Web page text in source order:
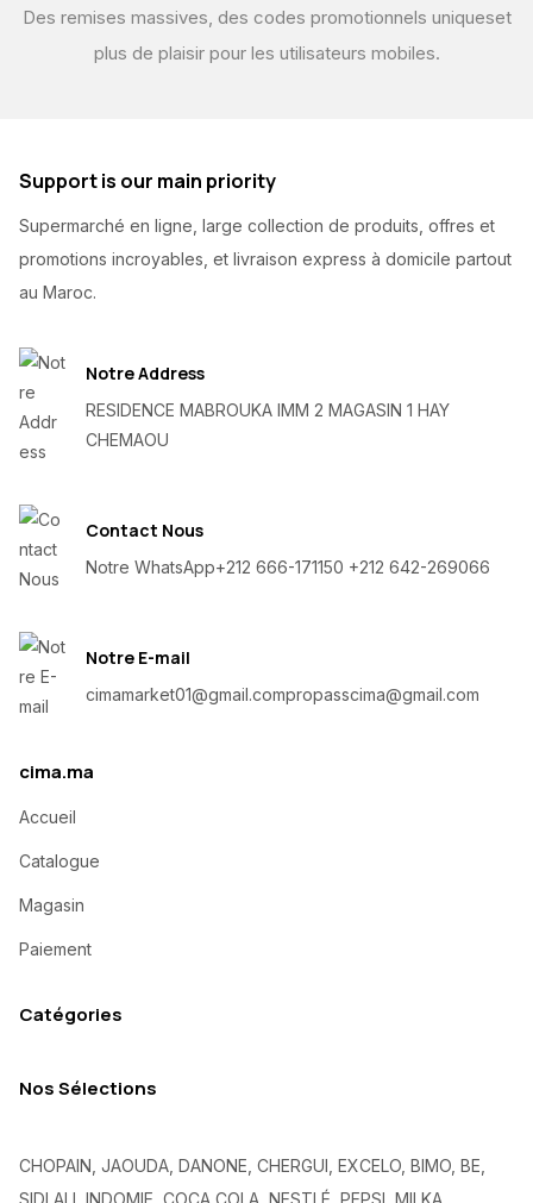
Des remises massives, des codes promotionnels uniqueset
plus de plaisir pour les utilisateurs mobiles.
Support is our main priority
Supermarché en ligne, large collection de produits, offres et
promotions incroyables, et livraison express à domicile partout
au Maroc.
Notre Address
RESIDENCE MABROUKA IMM 2 MAGASIN 1 HAY
CHEMAOU
Contact Nous
Notre WhatsApp+212 666-171150 +212 642-269066
Notre E-mail
cimamarket01@gmail.compropasscima@gmail.com
cima.ma
Accueil
Catalogue
Magasin
Paiement
Catégories
Nos Sélections
CHOPAIN, JAOUDA, DANONE, CHERGUI, EXCELO, BIMO, BE,